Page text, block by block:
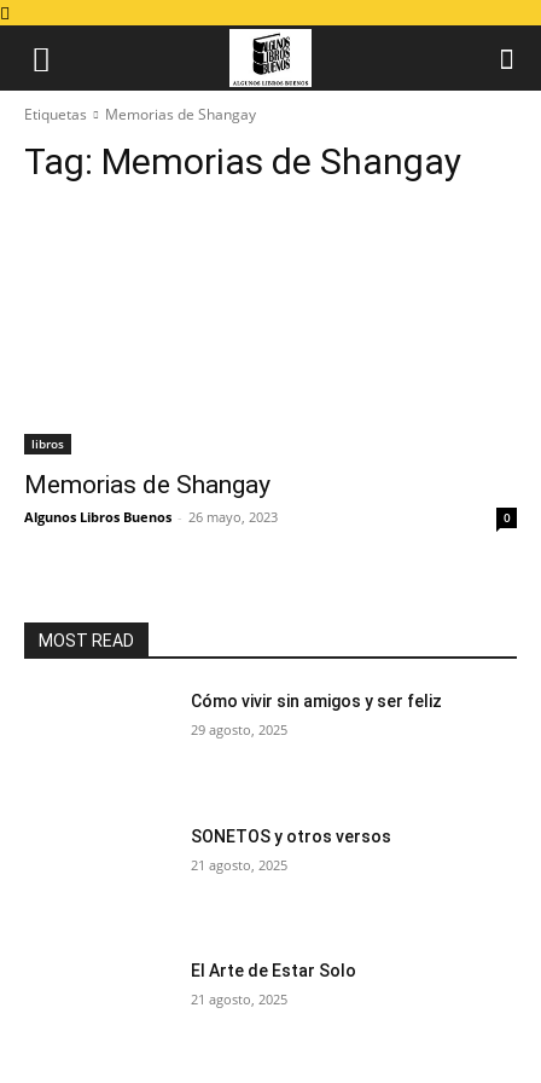
Etiquetas Memorias de Shangay
Tag: Memorias de Shangay
libros
Memorias de Shangay
Algunos Libros Buenos - 26 mayo, 2023 0
MOST READ
Cómo vivir sin amigos y ser feliz
29 agosto, 2025
SONETOS y otros versos
21 agosto, 2025
El Arte de Estar Solo
21 agosto, 2025